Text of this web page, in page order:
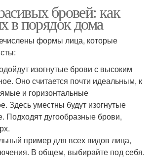
бровей: как
в порядок дома
формы лица, которые
изогнутые брови с высоким
Оно считается почти идеальным, к
и горизонтальные
Здесь уместны будут изогнутые
Подходят дугообразные брови,
пример для всех видов лица,
В общем, выбирайте под себя.